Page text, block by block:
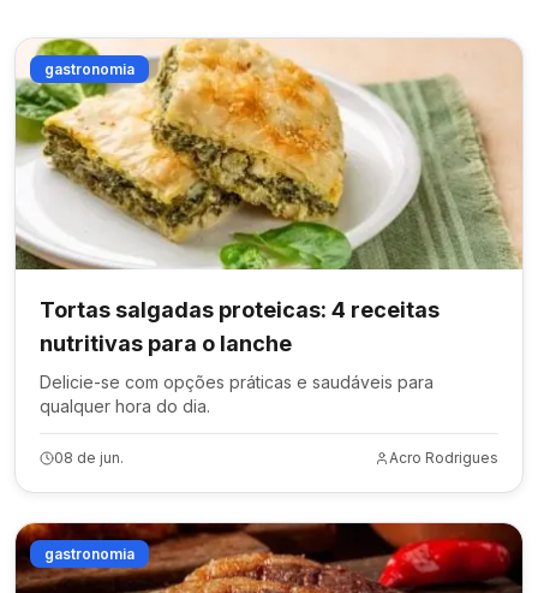
gastronomia
Tortas salgadas proteicas: 4 receitas
nutritivas para o lanche
Delicie-se com opções práticas e saudáveis para
qualquer hora do dia.
08 de jun. Acro Rodrigues
gastronomia